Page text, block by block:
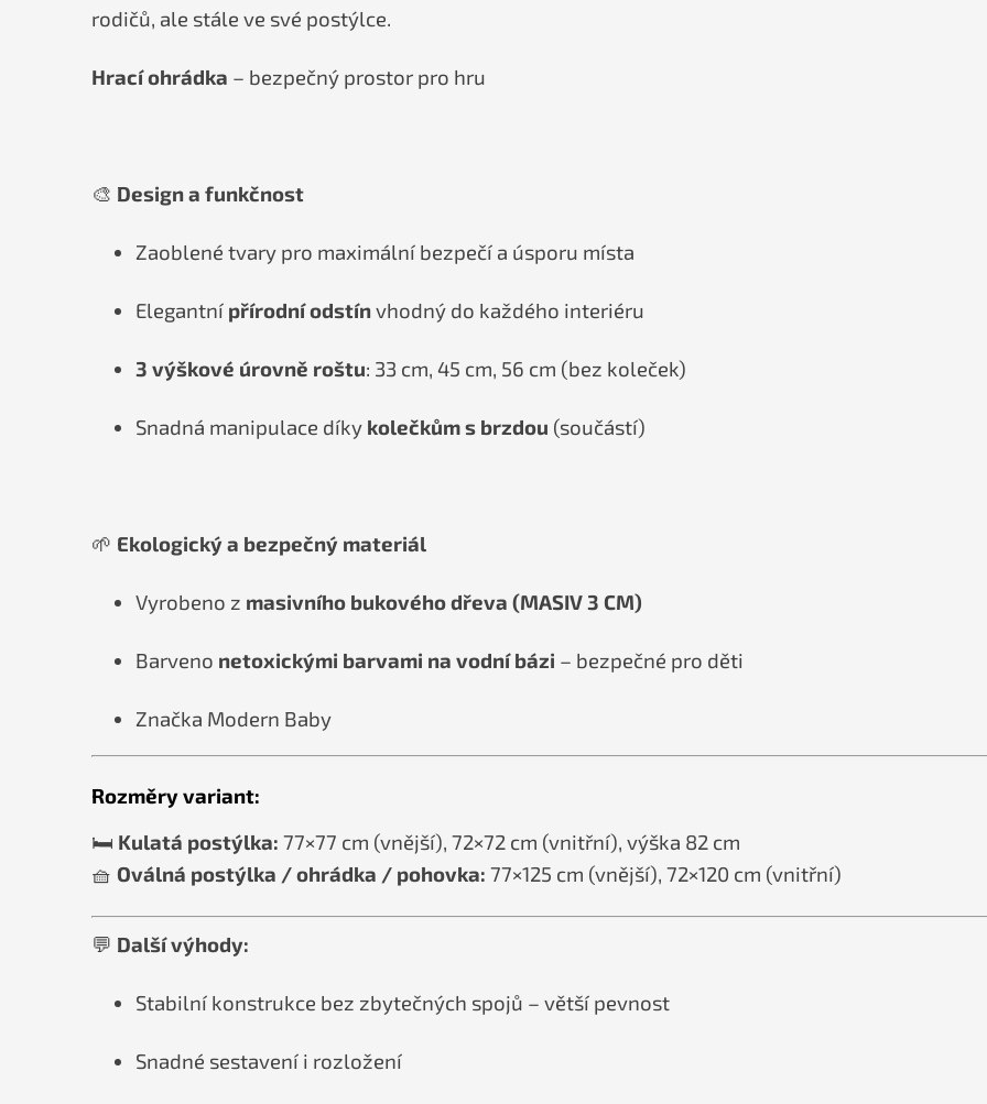
rodičů, ale stále ve své postýlce.
Hrací ohrádka – bezpečný prostor pro hru
🎨 Design a funkčnost
Zaoblené tvary pro maximální bezpečí a úsporu místa
Elegantní přírodní odstínvhodný do každého interiéru
3 výškové úrovně roštu: 33 cm, 45 cm, 56 cm (bez koleček)
Snadná manipulace díky kolečkům s brzdou (součástí)
🌱 Ekologický a bezpečný materiál
Vyrobeno z masivního bukového dřeva (MASIV 3 CM)
Barveno netoxickými barvami na vodní bázi – bezpečné pro děti
Značka Modern Baby
Rozměry variant:
🛏️ Kulatá postýlka: 77×77 cm (vnější), 72×72 cm (vnitřní), výška 82 cm
🧺 Oválná postýlka / ohrádka / pohovka: 77×125 cm (vnější), 72×120 cm (vnitřní)
💬 Další výhody:
Stabilní konstrukce bez zbytečných spojů – větší pevnost
Snadné sestavení i rozložení